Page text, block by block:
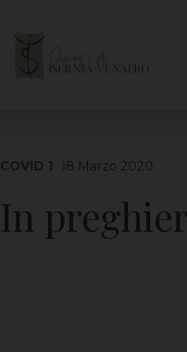
COVID 1 18 Marzo 2020
In